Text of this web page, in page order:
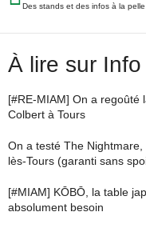
À lire sur Info
[#RE-MIAM] On a regoûté
Colbert à Tours
On a testé The Nightmare,
lès-Tours (garanti sans
[#MIAM] KŌBŌ, la table
absolument besoin